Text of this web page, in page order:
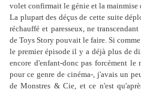
volet confirmait le génie et la mainmise
La plupart des déçus de cette suite
réchauffé et paresseux, ne
de Toys Story pouvait le faire. Si
le premier épisode il y a déjà plus de
encore d'enfant-donc pas forcément le
pour ce genre de cinéma-, j'avais un
de Monstres & Cie, et ce n'est